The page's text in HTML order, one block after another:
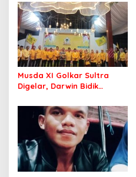
Musda XI Golkar Sultra
Digelar, Darwin Bidik
Muna dan Mubar